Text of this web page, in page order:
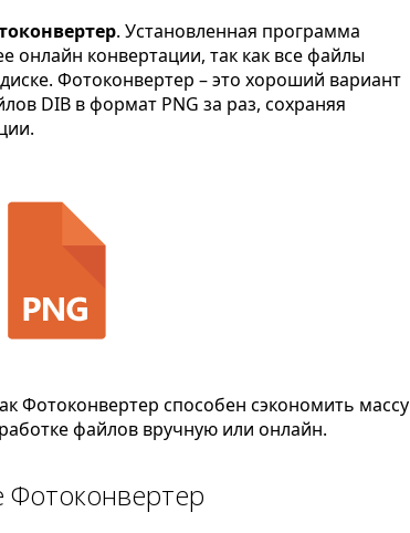
. Установленная программа
онлайн конвертации, так как все файлы
Фотоконвертер – это хороший вариант
DIB в формат PNG за раз, сохраняя
Фотоконвертер способен сэкономить массу
файлов вручную или онлайн.
Фотоконвертер